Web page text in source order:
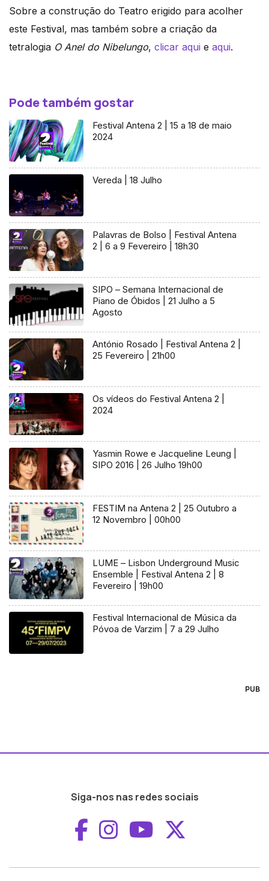
Sobre a construção do Teatro erigido para acolher
este Festival, mas também sobre a criação da
tetralogia O Anel do Nibelungo, clicar aqui e aqui.
Pode também gostar
Festival Antena 2 | 15 a 18 de maio
2024
Vereda | 18 Julho
Palavras de Bolso | Festival Antena
2 | 6 a 9 Fevereiro | 18h30
SIPO – Semana Internacional de
Piano de Óbidos | 21 Julho a 5
Agosto
António Rosado | Festival Antena 2 |
25 Fevereiro | 21h00
Os vídeos do Festival Antena 2 |
2024
Yasmin Rowe e Jacqueline Leung |
SIPO 2016 | 26 Julho 19h00
FESTIM na Antena 2 | 25 Outubro a
12 Novembro | 00h00
LUME – Lisbon Underground Music
Ensemble | Festival Antena 2 | 8
Fevereiro | 19h00
Festival Internacional de Música da
Póvoa de Varzim | 7 a 29 Julho
PUB
Siga-nos nas redes sociais
Aceder ao
Aceder ao
Aceder ao